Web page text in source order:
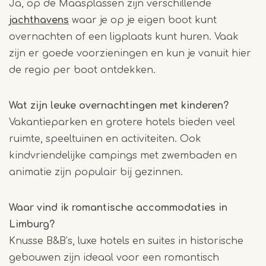
Ja, op de Maasplassen zijn verschillende
jachthavens waar je op je eigen boot kunt
overnachten of een ligplaats kunt huren. Vaak
zijn er goede voorzieningen en kun je vanuit hier
de regio per boot ontdekken.
Wat zijn leuke overnachtingen met kinderen?
Vakantieparken en grotere hotels bieden veel
ruimte, speeltuinen en activiteiten. Ook
kindvriendelijke campings met zwembaden en
animatie zijn populair bij gezinnen.
Waar vind ik romantische accommodaties in
Limburg?
Knusse B&B’s, luxe hotels en suites in historische
gebouwen zijn ideaal voor een romantisch